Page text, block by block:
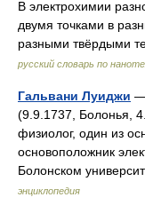
В электрохимии
двумя точками в
разными твёрдыми
русский словарь по
Гальвани Луиджи —
(9.9.1737, Болонья,
физиолог, один из
основоположник
Болонском
энциклопедия